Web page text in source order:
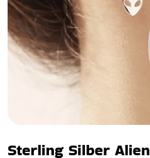
Sterling Silber